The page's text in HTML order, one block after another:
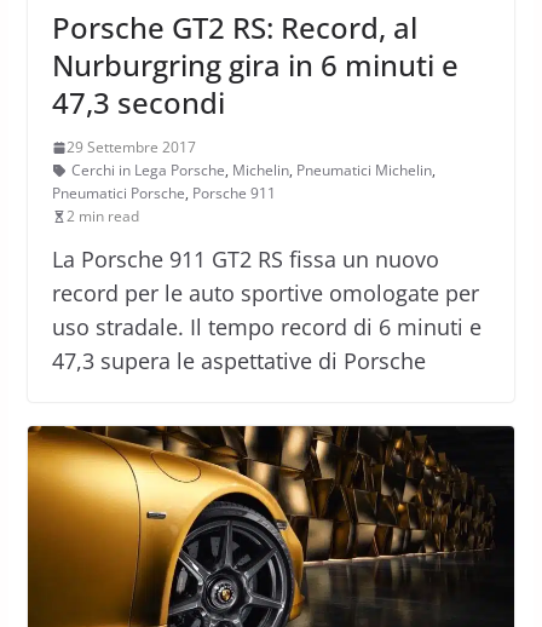
Porsche GT2 RS: Record, al
Nurburgring gira in 6 minuti e
47,3 secondi
29 Settembre 2017
Cerchi in Lega Porsche, Michelin, Pneumatici Michelin,
Pneumatici Porsche, Porsche 911
2 min read
La Porsche 911 GT2 RS fissa un nuovo
record per le auto sportive omologate per
uso stradale. Il tempo record di 6 minuti e
47,3 supera le aspettative di Porsche